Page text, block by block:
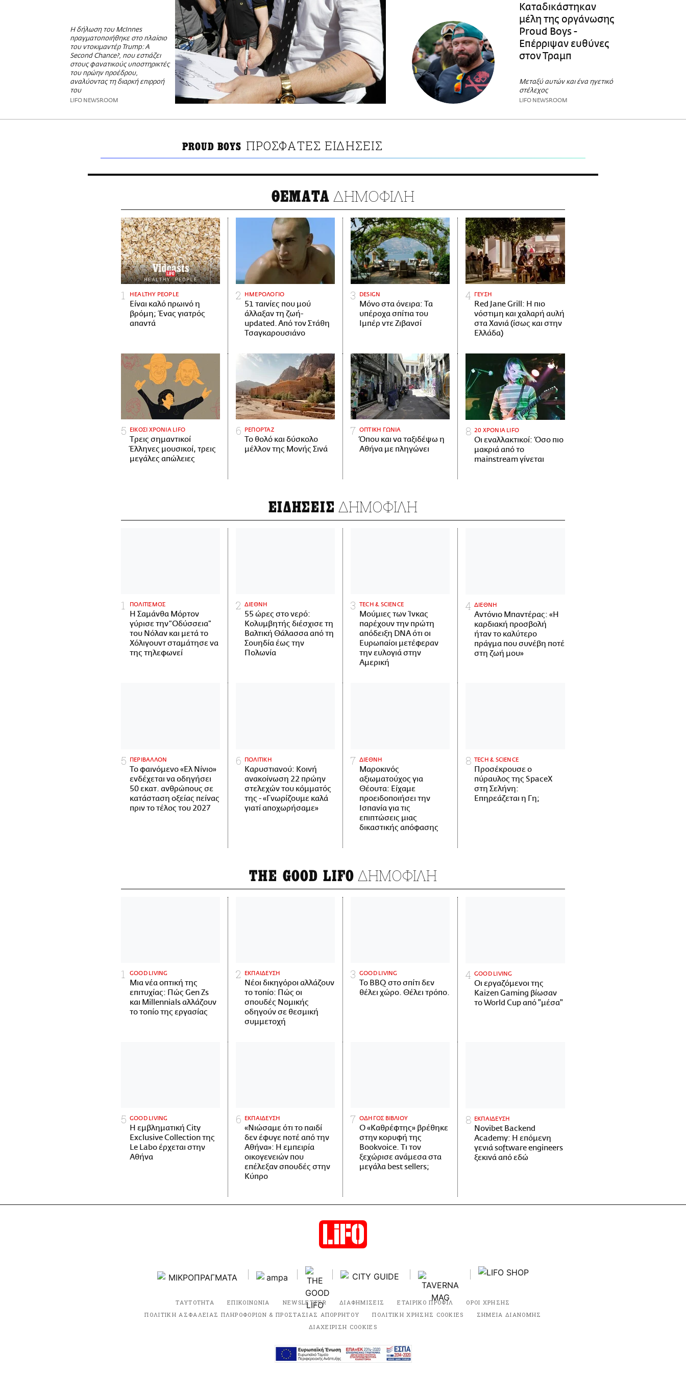
Η δήλωση του McInnes
πραγματοποιήθηκε στο πλαίσιο
του ντοκιμαντέρ Trump: A
Second Chance?, που εστιάζει
στους φανατικούς υποστηρικτές
του πρώην προέδρου,
αναλύοντας τη διαρκή επιρροή
του
LIFO NEWSROOM
Καταδικάστηκαν
μέλη της οργάνωσης
Proud Boys -
Επέρριψαν ευθύνες
στον Τραμπ
Μεταξύ αυτών και ένα ηγετικό
στέλεχος
LIFO NEWSROOM
PROUD BOYS ΠΡΟΣΦΑΤΕΣ ΕΙΔΗΣΕΙΣ
ΘΕΜΑΤΑ ΔΗΜΟΦΙΛΗ
HEALTHY PEOPLE
Είναι καλό πρωινό η
βρόμη; Ένας γιατρός
απαντά
ΗΜΕΡΟΛΟΓΙΟ
51 ταινίες που μού
άλλαξαν τη ζωή-
updated. Aπό τον Στάθη
Τσαγκαρουσιάνο
DESIGN
Μόνο στα όνειρα: Τα
υπέροχα σπίτια του
Ιμπέρ ντε Ζιβανσί
ΓΕΥΣΗ
Red Jane Grill: Η πιο
νόστιμη και χαλαρή αυλή
στα Χανιά (ίσως και στην
Ελλάδα)
ΕΙΚΟΣΙ ΧΡΟΝΙΑ LIFO
Tρεις σημαντικοί
Έλληνες μουσικοί, τρεις
μεγάλες απώλειες
ΡΕΠΟΡΤΑΖ
Το θολό και δύσκολο
μέλλον της Μονής Σινά
ΟΠΤΙΚΗ ΓΩΝΙΑ
Όπου και να ταξιδέψω η
Αθήνα με πληγώνει
20 ΧΡΟΝΙΑ LIFO
Οι εναλλακτικοί: Όσο πιο
μακριά από το
mainstream γίνεται
ΕΙΔΗΣΕΙΣ ΔΗΜΟΦΙΛΗ
ΠΟΛΙΤΙΣΜΟΣ
Η Σαμάνθα Μόρτον
γύρισε την “Οδύσσεια”
του Νόλαν και μετά το
Χόλιγουντ σταμάτησε να
της τηλεφωνεί
ΔΙΕΘΝΗ
55 ώρες στο νερό:
Κολυμβητής διέσχισε τη
Βαλτική Θάλασσα από τη
Σουηδία έως την
Πολωνία
ΤECH & SCIENCE
Μούμιες των Ίνκας
παρέχουν την πρώτη
απόδειξη DNA ότι οι
Ευρωπαίοι μετέφεραν
την ευλογιά στην
Αμερική
ΔΙΕΘΝΗ
Αντόνιο Μπαντέρας: «Η
καρδιακή προσβολή
ήταν το καλύτερο
πράγμα που συνέβη ποτέ
στη ζωή μου»
ΠΕΡΙΒΑΛΛΟΝ
Το φαινόμενο «Ελ Νίνιο»
ενδέχεται να οδηγήσει
50 εκατ. ανθρώπους σε
κατάσταση οξείας πείνας
πριν το τέλος του 2027
ΠΟΛΙΤΙΚΗ
Καρυστιανού: Κοινή
ανακοίνωση 22 πρώην
στελεχών του κόμματός
της - «Γνωρίζουμε καλά
γιατί αποχωρήσαμε»
ΔΙΕΘΝΗ
Μαροκινός
αξιωματούχος για
Θέουτα: Είχαμε
προειδοποιήσει την
Ισπανία για τις
επιπτώσεις μιας
δικαστικής απόφασης
ΤECH & SCIENCE
Προσέκρουσε ο
πύραυλος της SpaceX
στη Σελήνη:
Επηρεάζεται η Γη;
THE GOOD LIFO ΔΗΜΟΦΙΛΗ
GOOD LIVING
Μια νέα οπτική της
επιτυχίας: Πώς Gen Zs
και Millennials αλλάζουν
το τοπίο της εργασίας
ΕΚΠΑΙΔΕΥΣΗ
Νέοι δικηγόροι αλλάζουν
το τοπίο: Πώς οι
σπουδές Νομικής
οδηγούν σε θεσμική
συμμετοχή
GOOD LIVING
Το BBQ στο σπίτι δεν
θέλει χώρο. Θέλει τρόπο.
GOOD LIVING
Οι εργαζόμενοι της
Kaizen Gaming βίωσαν
το World Cup από "μέσα"
GOOD LIVING
Η εμβληματική City
Exclusive Collection της
Le Labo έρχεται στην
Αθήνα
ΕΚΠΑΙΔΕΥΣΗ
«Νιώσαμε ότι το παιδί
δεν έφυγε ποτέ από την
Αθήνα»: Η εμπειρία
οικογενειών που
επέλεξαν σπουδές στην
Κύπρο
ΟΔΗΓΟΣ ΒΙΒΛΙΟΥ
Ο «Καθρέφτης» βρέθηκε
στην κορυφή της
Bookvoice. Τι τον
ξεχώρισε ανάμεσα στα
μεγάλα best sellers;
ΕΚΠΑΙΔΕΥΣΗ
Novibet Backend
Academy: Η επόμενη
γενιά software engineers
ξεκινά από εδώ
ΤΑΥΤΟΤΗΤΑ ΕΠΙΚΟΙΝΩΝΙΑ NEWSLETTER ΔΙΑΦΗΜΙΣΕΙΣ ΕΤΑΙΡΙΚΟ ΠΡΟΦΙΛ
ΟΡΟΙ ΧΡΗΣΗΣ
ΠΟΛΙΤΙΚΗ ΑΣΦΑΛΕΙΑΣ ΠΛΗΡΟΦΟΡΙΩΝ & ΠΡΟΣΤΑΣΙΑΣ ΑΠΟΡΡΗΤΟΥ
ΠΟΛΙΤΙΚΗ ΧΡΗΣΗΣ COOKIES
ΣΗΜΕΙΑ ΔΙΑΝΟΜΗΣ
ΔΙΑΧΕΙΡΙΣΗ COOKIES